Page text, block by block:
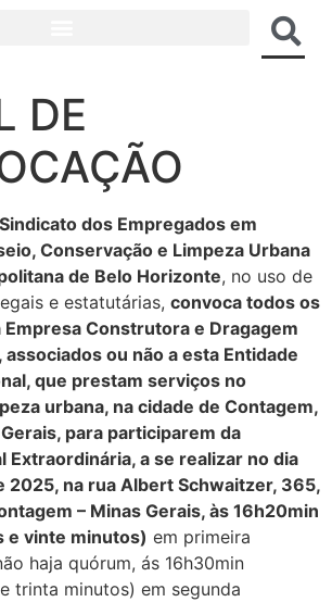
DE
dos Empregados em
Conservação e Limpeza Urbana
de Belo Horizonte, no uso de
e estatutárias, convoca todos os
Construtora e Dragagem
associados ou não a esta Entidade
que prestam serviços no
urbana, na cidade de Contagem,
para participarem da
Extraordinária, a se realizar no dia
2025, na rua Albert Schwaitzer, 365,
– Minas Gerais, às 16h20min
e vinte minutos) em primeira
haja quórum, ás 16h30min
trinta minutos) em segunda